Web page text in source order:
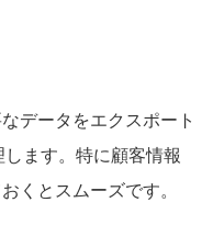
データをエクスポート
ます。特に顧客情報
くとスムーズです。